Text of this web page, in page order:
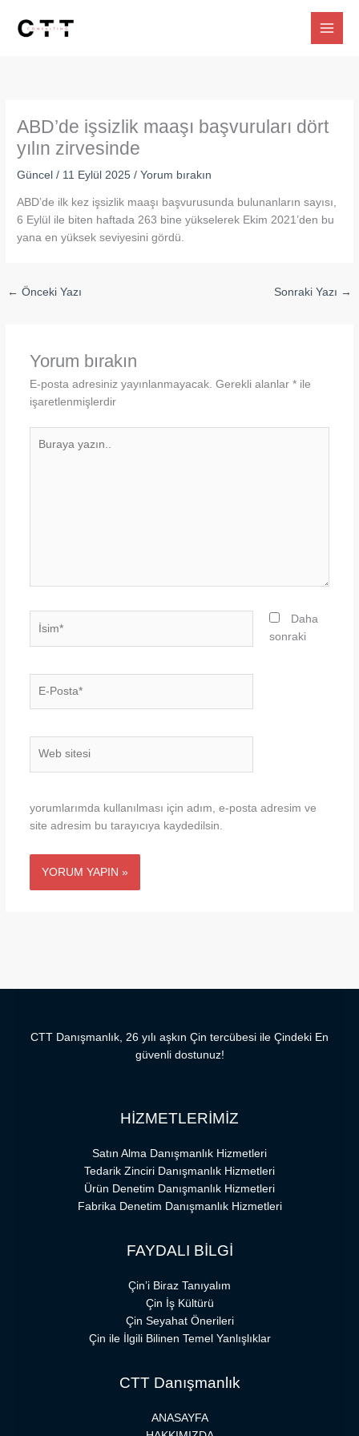
ABD’de işsizlik maaşı başvuruları dört
yılın zirvesinde
Güncel / 11 Eylül 2025/Yorum bırakın
ABD’de ilk kez işsizlik maaşı başvurusunda bulunanların sayısı,
6 Eylül ile biten haftada 263 bine yükselerek Ekim 2021’den bu
yana en yüksek seviyesini gördü.
← Önceki Yazı Sonraki Yazı →
Yorum bırakın
E-posta adresiniz yayınlanmayacak. Gerekli alanlar *ile
işaretlenmişlerdir
Posta*
Daha
sonraki
yorumlarımda kullanılması için adım, e-posta adresim ve
site adresim bu tarayıcıya kaydedilsin.
CTT Danışmanlık, 26 yılı aşkın Çin tercübesi ile Çindeki En
güvenli dostunuz!
HİZMETLERİMİZ
Satın Alma Danışmanlık Hizmetleri
Tedarik Zinciri Danışmanlık Hizmetleri
Ürün Denetim Danışmanlık Hizmetleri
Fabrika Denetim Danışmanlık Hizmetleri
FAYDALI BİLGİ
Çin’i Biraz Tanıyalım
Çin İş Kültürü
Çin Seyahat Önerileri
Çin ile İlgili Bilinen Temel Yanlışlıklar
CTT Danışmanlık
ANASAYFA